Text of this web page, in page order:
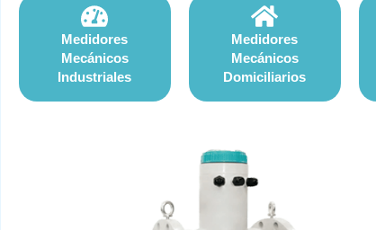
Medidores
Mecánicos
Industriales
Medidores
Mecánicos
Domiciliarios